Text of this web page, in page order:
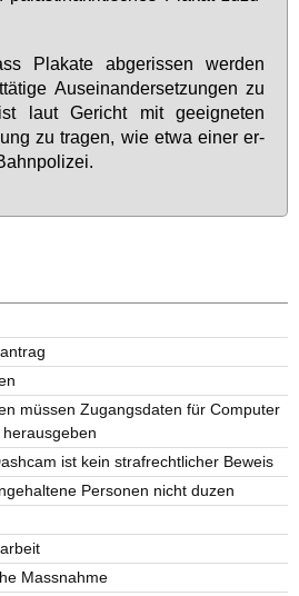
Pla­ka­te ab­ge­ris­sen wer­den
Aus­ein­an­der­set­zun­gen zu
laut Ge­richt mit ge­eig­ne­ten
zu tra­gen, wie et­wa ei­ner er­
müssen Zugangsdaten für Computer
ist kein strafrechtlicher Beweis
Personen nicht duzen
Massnahme